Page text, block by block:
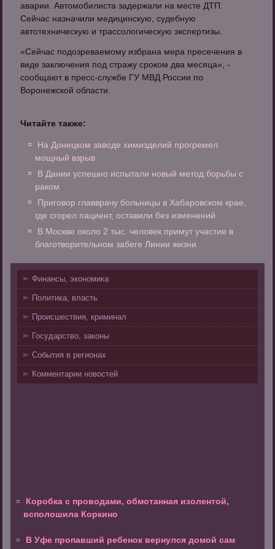
аварии. Автомобилиста задержали на месте ДТП.
Сейчас назначили медицинскую, судебную
автотехническую и трассологическую экспертизы.
«Сейчас подозреваемому избрана мера пресечения в
виде заключения под стражу сроком два месяца», -
сообщают в пресс-службе ГУ МВД России по
Воронежской области.
Читайте также:
На Донецком заводе химизделий прогремел
мощный взрыв
В Дании успешно испытали новый метод борьбы с
раком
Приговор главврачу больницы в Хабаровском крае,
где сгорел пациент, оставили без изменений
В Москве около 2 тыс. человек примут участие в
благотворительном забеге Линии жизни
Финансы, экономика
Политика, власть
Происшествия, криминал
Государство, законы
События в регионах
Комментарии новостей
Коробка с проводами, обмотанная изолентой,
всполошила Коркино
В Уфе пропавший ребенок вернулся домой сам